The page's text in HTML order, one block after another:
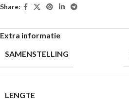
Share:
Extra informatie
SAMENSTELLING
LENGTE